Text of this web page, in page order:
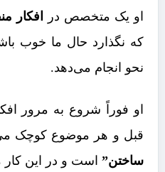
او یک متخصص در
افکار
که نگذارد حال ما خوب
نحو انجام می‌دهد.
او فوراً شروع به مرور
قبل و هر موضوع کوچک
ساختن” است و در این